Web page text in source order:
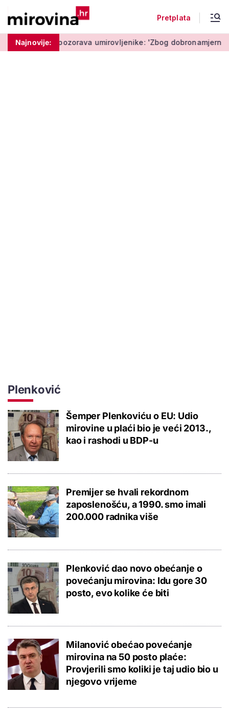
Pretplata
Najnovije:
Policija upozorava umirovljenike: 'Zbog dobronamjernosti
Plenković
Šemper Plenkoviću o EU: Udio
mirovine u plaći bio je veći 2013.,
kao i rashodi u BDP-u
Premijer se hvali rekordnom
zaposlenošću, a 1990. smo imali
200.000 radnika više
Plenković dao novo obećanje o
povećanju mirovina: Idu gore 30
posto, evo kolike će biti
Milanović obećao povećanje
mirovina na 50 posto plaće:
Provjerili smo koliki je taj udio bio u
njegovo vrijeme